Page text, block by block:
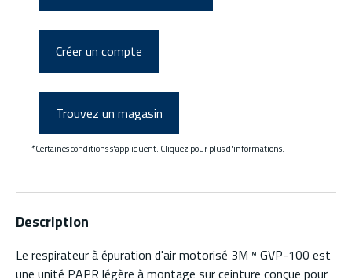
Créer un compte
Trouvez un magasin
*Certaines conditions s'appliquent. Cliquez pour plus d'informations.
Description
Le respirateur à épuration d'air motorisé 3M™ GVP-100 est
une unité PAPR légère à montage sur ceinture conçue pour